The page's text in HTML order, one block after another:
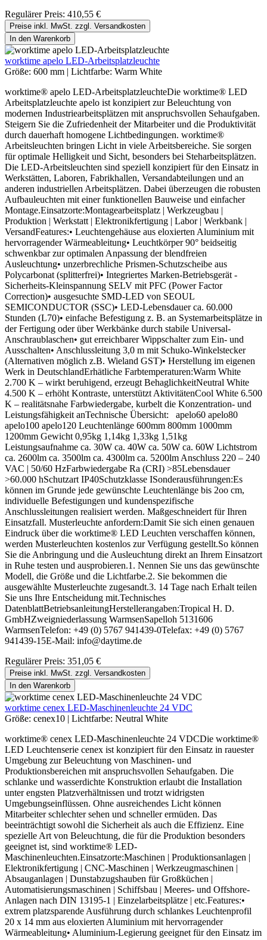
Regulärer Preis: 410,55 €
Preise inkl. MwSt. zzgl. Versandkosten
In den Warenkorb
worktime apelo LED-Arbeitsplatzleuchte
Größe: 600 mm | Lichtfarbe: Warm White
worktime® apelo LED-ArbeitsplatzleuchteDie worktime® LED
Arbeitsplatzleuchte apelo ist konzipiert zur Beleuchtung von
modernen Industriearbeitsplätzen mit anspruchsvollen Sehaufgaben.
Steigern Sie die Zufriedenheit der Mitarbeiter und die Produktivität
durch dauerhaft homogene Lichtbedingungen. worktime®
Arbeitsleuchten bringen Licht in viele Arbeitsbereiche. Sie sorgen
für optimale Helligkeit und Sicht, besonders bei Steharbeitsplätzen.
Die LED-Arbeitsleuchten sind speziell konzipiert für den Einsatz in
Werkstätten, Laboren, Fabrikhallen, Versandabteilungen und an
anderen industriellen Arbeitsplätzen. Dabei überzeugen die robusten
Aufbauleuchten mit einer funktionellen Bauweise und einfacher
Montage.Einsatzorte:Montagearbeitsplatz | Werkzeugbau |
Produktion | Werkstatt | Elektronikfertigung | Labor | Werkbank |
VersandFeatures:• Leuchtengehäuse aus eloxierten Aluminium mit
hervorragender Wärmeableitung• Leuchtkörper 90° beidseitig
schwenkbar zur optimalen Anpassung der blendfreien
Ausleuchtung• unzerbrechliche Prismen-Schutzscheibe aus
Polycarbonat (splitterfrei)• Integriertes Marken-Betriebsgerät -
Sicherheits-Kleinspannung SELV mit PFC (Power Factor
Correction)• ausgesuchte SMD-LED von SEOUL
SEMICONDUCTOR (SSC)• LED-Lebensdauer ca. 60.000
Stunden (L70)• einfache Befestigung z. B. an Systemarbeitsplätze in
der Fertigung oder über Werkbänke durch stabile Universal-
Anschraublaschen• gut erreichbarer Wippschalter zum Ein- und
Ausschalten• Anschlussleitung 3,0 m mit Schuko-Winkelstecker
(Alternativen möglich z.B. Wieland GST)• Herstellung im eigenen
Werk in DeutschlandErhätliche Farbtemperaturen:Warm White
2.700 K – wirkt beruhigend, erzeugt BehaglichkeitNeutral White
4.500 K – erhöht Kontraste, unterstützt AktivitätenCool White 6.500
K – realitätsnahe Farbwiedergabe, kurbelt die Konzentration- und
Leistungsfähigkeit anTechnische Übersicht: apelo60 apelo80
apelo100 apelo120 Leuchtenlänge 600mm 800mm 1000mm
1200mm Gewicht 0,95kg 1,14kg 1,33kg 1,51kg
Leistungsaufnahme ca. 30W ca. 40W ca. 50W ca. 60W Lichtstrom
ca. 2600lm ca. 3500lm ca. 4300lm ca. 5200lm Anschluss 220 – 240
VAC | 50/60 HzFarbwiedergabe Ra (CRI) >85Lebensdauer
>60.000 hSchutzart IP40Schutzklasse ISonderausführungen:Es
können im Grunde jede gewünschte Leuchtenlänge bis 2oo cm,
individuelle Befestigungen und kundenspezifische
Anschlussleitungen realisiert werden. Maßgeschneidert für Ihren
Einsatzfall. Musterleuchte anfordern:Damit Sie sich einen genauen
Eindruck über die worktime® LED Leuchten verschaffen können,
werden Musterleuchten kostenlos zur Verfügung gestellt.So können
Sie die Anbringung und die Ausleuchtung direkt an Ihrem Einsatzort
in Ruhe testen und ausprobieren.1. Nennen Sie uns das gewünschte
Modell, die Größe und die Lichtfarbe.2. Sie bekommen die
ausgewählte Musterleuchte zugesandt.3. 14 Tage nach Erhalt teilen
Sie uns Ihre Entscheidung mit.Technisches
DatenblattBetriebsanleitungHerstellerangaben:Tropical H. D.
GmbHZweigniederlassung WarmsenSapelloh 5131606
WarmsenTelefon: +49 (0) 5767 941439-0Telefax: +49 (0) 5767
941439-15E-Mail: info@daytime.de
Regulärer Preis: 351,05 €
Preise inkl. MwSt. zzgl. Versandkosten
In den Warenkorb
worktime cenex LED-Maschinenleuchte 24 VDC
Größe: cenex10 | Lichtfarbe: Neutral White
worktime® cenex LED-Maschinenleuchte 24 VDCDie worktime®
LED Leuchtenserie cenex ist konzipiert für den Einsatz in rauester
Umgebung zur Beleuchtung von Maschinen- und
Produktionsbereichen mit anspruchsvollen Sehaufgaben. Die
schlanke und wasserdichte Konstruktion erlaubt die Installation
unter engsten Platzverhältnissen und trotzt widrigsten
Umgebungseinflüssen. Ohne ausreichendes Licht können
Mitarbeiter schlechter sehen und schneller ermüden. Das
beeinträchtigt sowohl die Sicherheit als auch die Effizienz. Eine
spezielle Art von Beleuchtung, die für die Produktion besonders
geeignet ist, sind worktime® LED-
Maschinenleuchten.Einsatzorte:Maschinen | Produktionsanlagen |
Elektronikfertigung | CNC-Maschinen | Werkzeugmaschinen |
Absauganlagen | Dunstabzugshauben für Großküchen |
Automatisierungsmaschinen | Schiffsbau | Meeres- und Offshore-
Anlagen nach DIN 13195-1 | Einzelarbeitsplätze | etc.Features:•
extrem platzsparende Ausführung durch schlankes Leuchtenprofil
20 x 14 mm aus eloxierten Aluminium mit hervorragender
Wärmeableitung• Aluminium-Legierung geeignet für den Einsatz im